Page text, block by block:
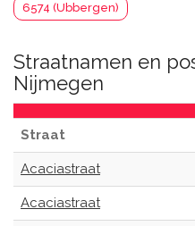
6574 (Ubbergen)
Straatnamen en
Nijmegen
Straat
Acaciastraat
Acaciastraat